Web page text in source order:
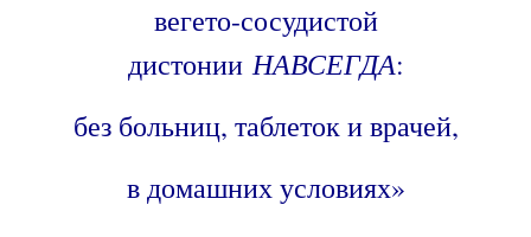
вегето-сосудистой
дистонииНАВСЕГДА:
без больниц, таблеток и врачей,
в домашних условиях»